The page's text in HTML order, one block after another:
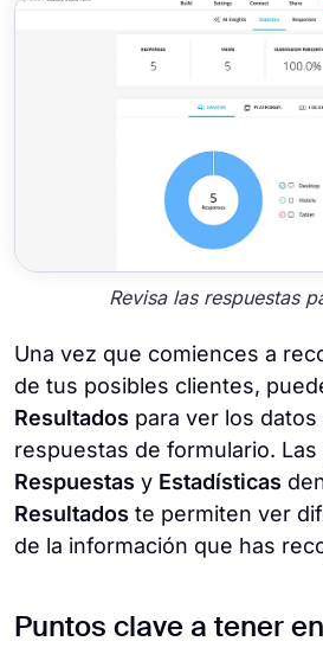
Revisa las respuestas
Una vez que comiences a
de tus posibles clientes,
Resultados para ver los
respuestas de formulario. Las
Respuestas y Estadísticas
Resultados te permiten ver
de la información que has
Puntos clave a tener